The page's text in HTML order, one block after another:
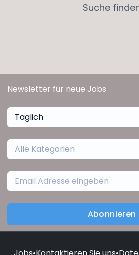
Suche
Newsletter für neue Jobs
Täglich
Alle Kategorien
Abonnieren
Jobs•Kontaktieren Sie uns•